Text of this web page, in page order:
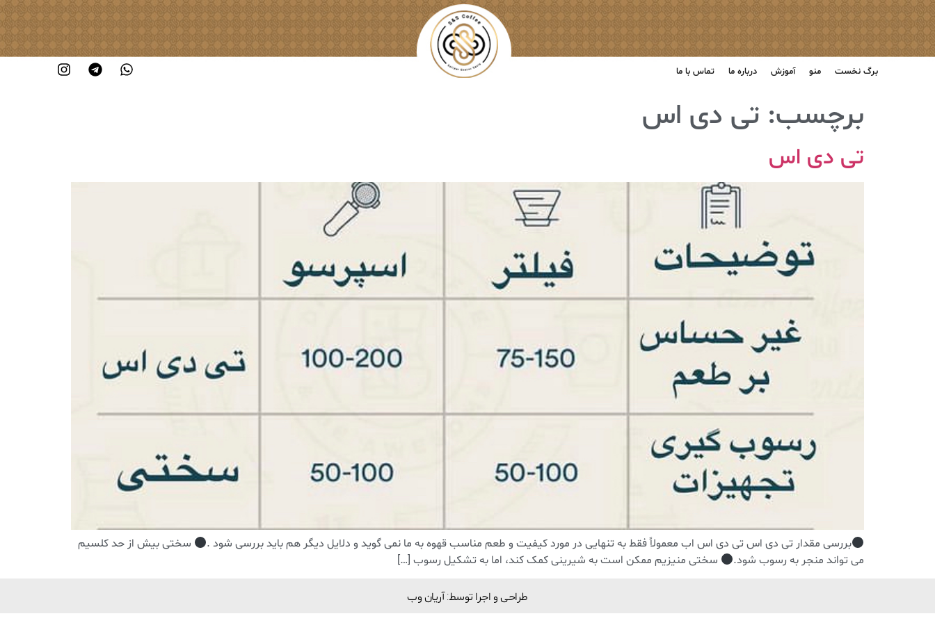
برگ نخست منو آموزش درباره ما تماس با ما
برچسب: تی دی اس
تی‌ دی اس
بررسی مقدار تی دی اس تی دی اس اب معمولاً فقط به تنهایی در مورد کیفیت و طعم مناسب قهوه به ما نمی گوید و دلایل دیگر هم باید بررسی شود .
سختی بیش از حد کلسیم
می تواند منجر به رسوب شود.
سختی منیزیم ممکن است به شیرینی کمک کند، اما به تشکیل رسوب […]
طراحی و اجرا توسط: آریان وب